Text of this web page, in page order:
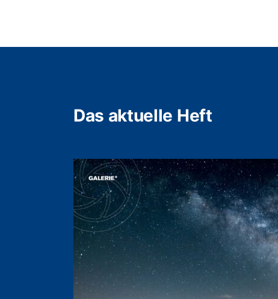
Das aktuelle Heft